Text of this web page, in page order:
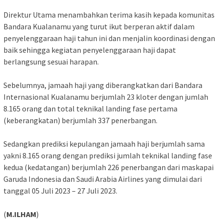
Direktur Utama menambahkan terima kasih kepada komunitas
Bandara Kualanamu yang turut ikut berperan aktif dalam
penyelenggaraan haji tahun ini dan menjalin koordinasi dengan
baik sehingga kegiatan penyelenggaraan haji dapat
berlangsung sesuai harapan.
Sebelumnya, jamaah haji yang diberangkatkan dari Bandara
Internasional Kualanamu berjumlah 23 kloter dengan jumlah
8.165 orang dan total teknikal landing fase pertama
(keberangkatan) berjumlah 337 penerbangan.
Sedangkan prediksi kepulangan jamaah haji berjumlah sama
yakni 8.165 orang dengan prediksi jumlah teknikal landing fase
kedua (kedatangan) berjumlah 226 penerbangan dari maskapai
Garuda Indonesia dan Saudi Arabia Airlines yang dimulai dari
tanggal 05 Juli 2023 – 27 Juli 2023.
(M.ILHAM)